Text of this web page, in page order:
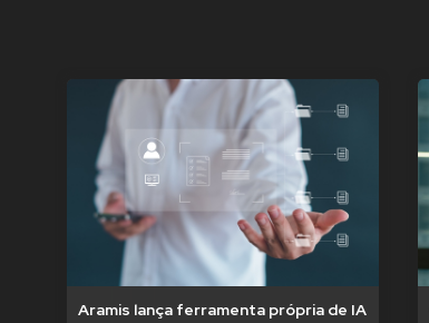
Aramis lança ferramenta própria de IA